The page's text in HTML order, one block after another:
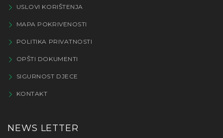
USLOVI KORIŠTENJA
MAPA POKRIVENOSTI
POLITIKA PRIVATNOSTI
OPŠTI DOKUMENTI
SIGURNOST DJECE
KONTAKT
NEWS LETTER